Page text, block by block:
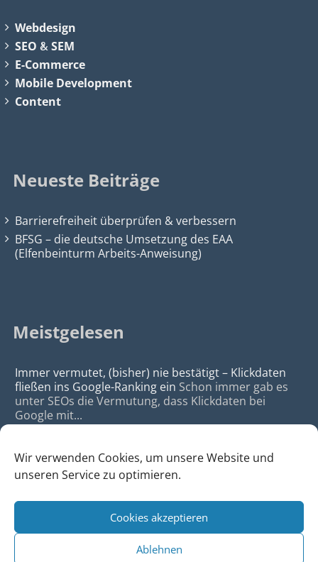
Wir verwenden Cookies, um unsere Website und
unseren Service zu optimieren.
Cookies akzeptieren
Ablehnen
Webdesign
SEO &SEM
E-Commerce
Mobile Development
Content
Neueste Beiträge
Barrierefreiheit überprüfen & verbessern
BFSG – die deutsche Umsetzung des EAA
(Elfenbeinturm Arbeits-Anweisung)
Meistgelesen
Immer vermutet, (bisher) nie bestätigt – Klickdaten
fließen ins Google-Ranking ein Schon immer gab es
unter SEOs die Vermutung, dass Klickdaten bei
Google mit...
da Agency - Webagentur für Webdesign & SEO, Köln